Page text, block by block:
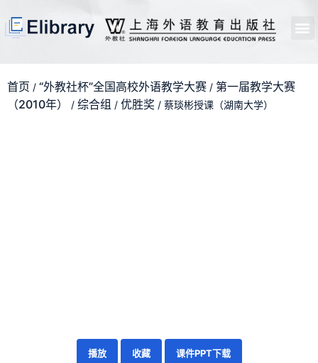
首页 / “外教社杯”全国高校外语教学大赛 / 第一届教学大赛
（2010年）
/ 综合组 / 优胜奖 / 蔡琰彬授课（湖南大学）
播放 收藏 课件PPT下载